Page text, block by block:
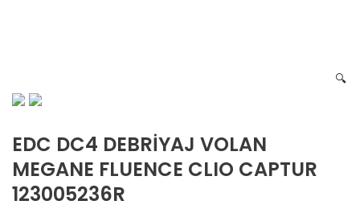
🔍
EDC DC4 DEBRİYAJ VOLAN
MEGANE FLUENCE CLIO CAPTUR
123005236R